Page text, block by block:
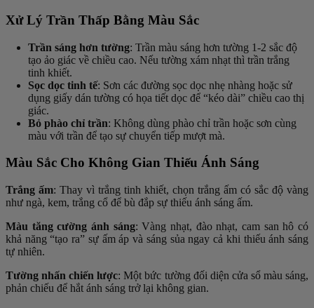
Xử Lý Trần Thấp Bằng Màu Sắc
Trần sáng hơn tường: Trần màu sáng hơn tường 1-2 sắc độ
tạo ảo giác về chiều cao. Nếu tường xám nhạt thì trần trắng
tinh khiết.
Sọc dọc tinh tế: Sơn các đường sọc dọc nhẹ nhàng hoặc sử
dụng giấy dán tường có họa tiết dọc để “kéo dài” chiều cao thị
giác.
Bỏ phào chỉ trần: Không dùng phào chỉ trần hoặc sơn cùng
màu với trần để tạo sự chuyển tiếp mượt mà.
Màu Sắc Cho Không Gian Thiếu Ánh Sáng
Trắng ấm: Thay vì trắng tinh khiết, chọn trắng ấm có sắc độ vàng
như ngà, kem, trắng cổ để bù đắp sự thiếu ánh sáng ấm.
Màu tăng cường ánh sáng: Vàng nhạt, đào nhạt, cam san hô có
khả năng “tạo ra” sự ấm áp và sáng sủa ngay cả khi thiếu ánh sáng
tự nhiên.
Tường nhấn chiến lược: Một bức tường đối diện cửa sổ màu sáng,
phản chiếu để hắt ánh sáng trở lại không gian.